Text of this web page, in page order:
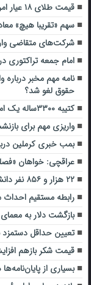
قیمت طلای ۱۸ عیار امروز یکشنبه ۳۰ فروردین ۱۴۰۵/ افزایش قیمت؟
سهم «تقریبا هیچ»
شرکت‌های متقاضی
امام جمعه تراکتوری
نامه مهم مخبر
حقوق لغو شد؟
کتیبه ۳۳۰۰ساله یک امپراتوری مرموز
واریزی مهم برای
بمب خبری کرملین
عراقچی: خواهان
۲۲ هزار و ۸۵۶ نفر دانشجو در نیمه نخست امسال آموزش مهارت دیدند
رابطه مستقیم احداث
بازگشت دلار به معمای
تعیین حداقل دستمزد
قیمت شکر بازهم
بسیاری از